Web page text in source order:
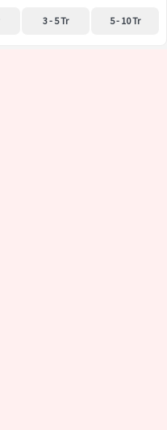
3 - 5 Tr 5 - 10 Tr